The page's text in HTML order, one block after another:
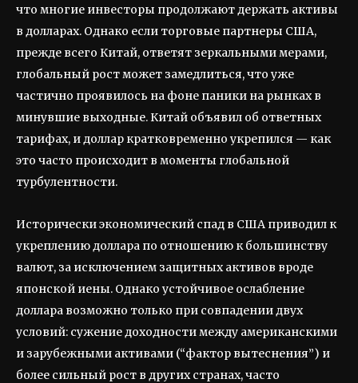
что многие инвесторы продолжают держать активы
в долларах. Однако если торговые партнеры США,
прежде всего Китай, ответят зеркальными мерами,
глобальный рост может замедлиться, что уже
частично проявилось на фоне паники на рынках в
минувшие выходные. Китай объявил об ответных
тарифах, и доллар кратковременно укрепился — как
это часто происходит в моменты глобальной
турбулентности.
Исторически экономический спад в США приводил к
укреплению доллара по отношению к большинству
валют, за исключением защитных активов вроде
японской иены. Однако устойчивое ослабление
доллара возможно только при совпадении двух
условий: сужение доходности между американскими
и зарубежными активами (“фактор вытеснения”) и
более сильный рост в других странах, часто